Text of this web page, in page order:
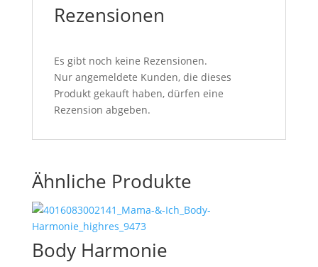
Rezensionen
Es gibt noch keine Rezensionen.
Nur angemeldete Kunden, die dieses
Produkt gekauft haben, dürfen eine
Rezension abgeben.
Ähnliche Produkte
Body Harmonie